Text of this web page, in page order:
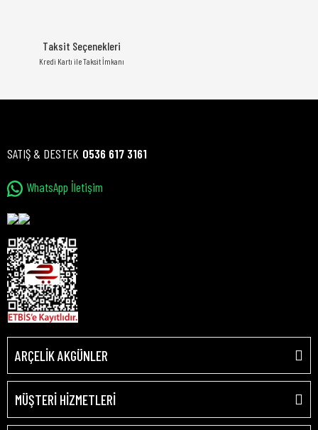
Taksit Seçenekleri
Kredi Kartı ile Taksit İmkanı
SATIŞ & DESTEK 0536 617 3161
WhatsApp İletişim
ARÇELİK AKGÜNLER
MÜŞTERİ HİZMETLERİ